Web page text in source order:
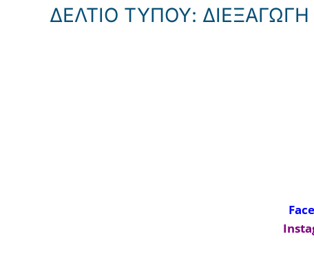
ΔΕΛΤΙΟ ΤΥΠΟΥ: